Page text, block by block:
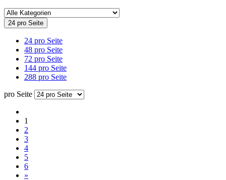
24 pro Seite
24 pro Seite
48 pro Seite
72 pro Seite
144 pro Seite
288 pro Seite
pro Seite
1
2
3
4
5
6
»